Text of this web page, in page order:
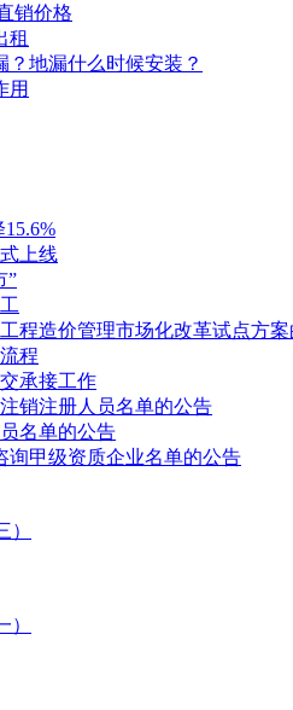
销价格
租
地漏什么时候安装？
用
上线
”
程造价管理市场化改革试点方案
程
承接工作
销注册人员名单的公告
名单的公告
询甲级资质企业名单的公告